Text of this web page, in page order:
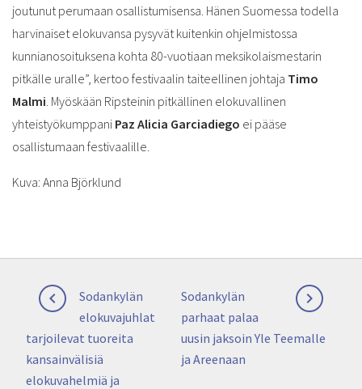
joutunut perumaan osallistumisensa. Hänen Suomessa todella
harvinaiset elokuvansa pysyvät kuitenkin ohjelmistossa
kunnianosoituksena kohta 80-vuotiaan meksikolaismestarin
pitkälle uralle”, kertoo festivaalin taiteellinen johtaja Timo
Malmi . Myöskään Ripsteinin pitkällinen elokuvallinen
yhteistyökumppani Paz Alicia Garciadiego ei pääse
osallistumaan festivaalille.
Kuva: Anna Björklund
Artikkelien
selaus

Previous
post:
Sodankylän
elokuvajuhlat
tarjoilevat tuoreita
kansainvälisiä
elokuvahelmiä ja

Next
post:
Sodankylän
parhaat palaa
uusin jaksoin Yle Teemalle
ja Areenaan